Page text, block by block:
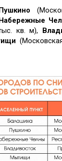
кв. м),